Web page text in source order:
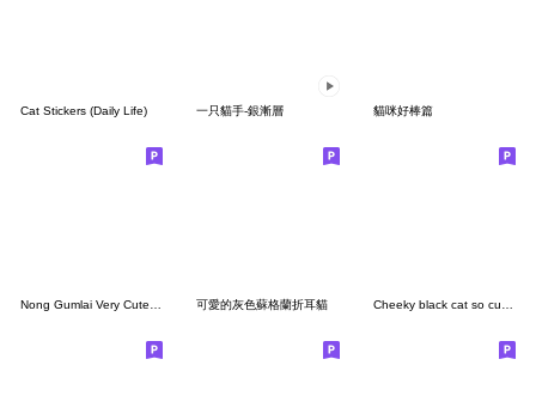
Cat Stickers (Daily Life) 一只貓手-銀漸層 貓咪好棒篇
可愛的灰色蘇格蘭折耳貓